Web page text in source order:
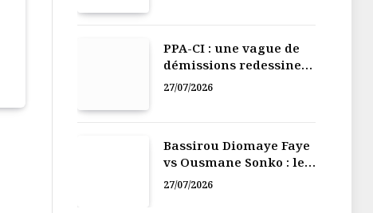
PPA-CI : une vague de
démissions redessine
la recomposition
27/07/2026
Bassirou Diomaye Faye
vs Ousmane Sonko : le
vacarme du pouvoir ne
27/07/2026